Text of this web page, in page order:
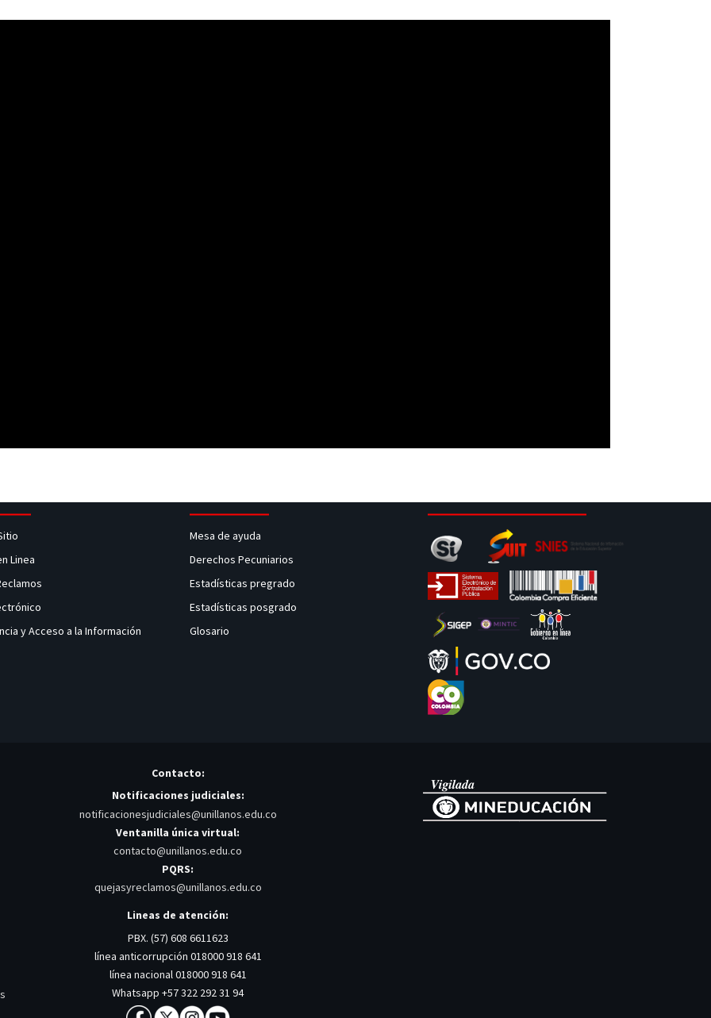
Linea
y Acceso a la Información
Mesa de ayuda
Derechos Pecuniarios
Estadísticas pregrado
Estadísticas posgrado
Glosario
Contacto:
Notificaciones judiciales:
notificacionesjudiciales@unillanos.edu.co
Ventanilla única virtual:
contacto@unillanos.edu.co
PQRS:
quejasyreclamos@unillanos.edu.co
Lineas de atención:
PBX. (57) 608 6611623
línea anticorrupción 018000 918 641
línea nacional 018000 918 641
Whatsapp +57 322 292 31 94